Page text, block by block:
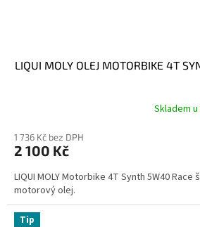
LIQUI MOLY OLEJ MOTORBIKE 4T
Skladem
1 736 Kč bez DPH
2 100 Kč
LIQUI MOLY Motorbike 4T Synth 5W40
motorový olej.
Tip